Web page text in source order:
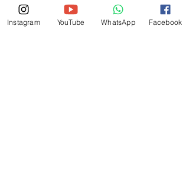
Domestic Shipping Only
Instagram YouTube WhatsApp Facebook